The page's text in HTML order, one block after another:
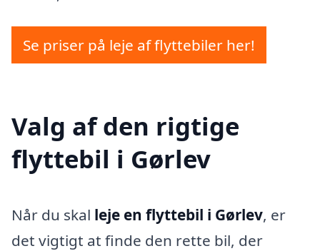
Se priser på leje af flyttebiler her!
Valg af den rigtige
flyttebil i Gørlev
Når du skal leje en flyttebil i Gørlev, er
det vigtigt at finde den rette bil, der